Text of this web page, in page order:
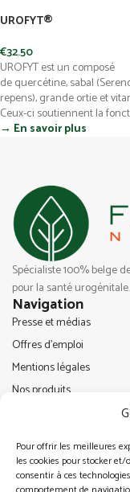
Pour offrir les meilleures
les cookies pour stocker
consentir à ces
UROFYT®
€32.50
UROFYT est un composé
de quercétine, sabal
repens), grande ortie et
Ceux-ci soutiennent la
→ En savoir plus
Spécialiste 100% belge
pour la santé urogénitale.
Navigation
Presse et médias
Offres d’emploi
Mentions légales
Nos produits
Politique de cookies (UE)
Conditions générales
Farmafyt